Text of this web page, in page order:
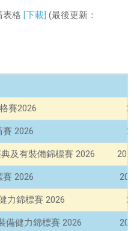
表格 [下載] (最後更新：
賽2026
2026
及有裝備錦標賽 2026
2026
力錦標賽 2026
備健力錦標賽 2026